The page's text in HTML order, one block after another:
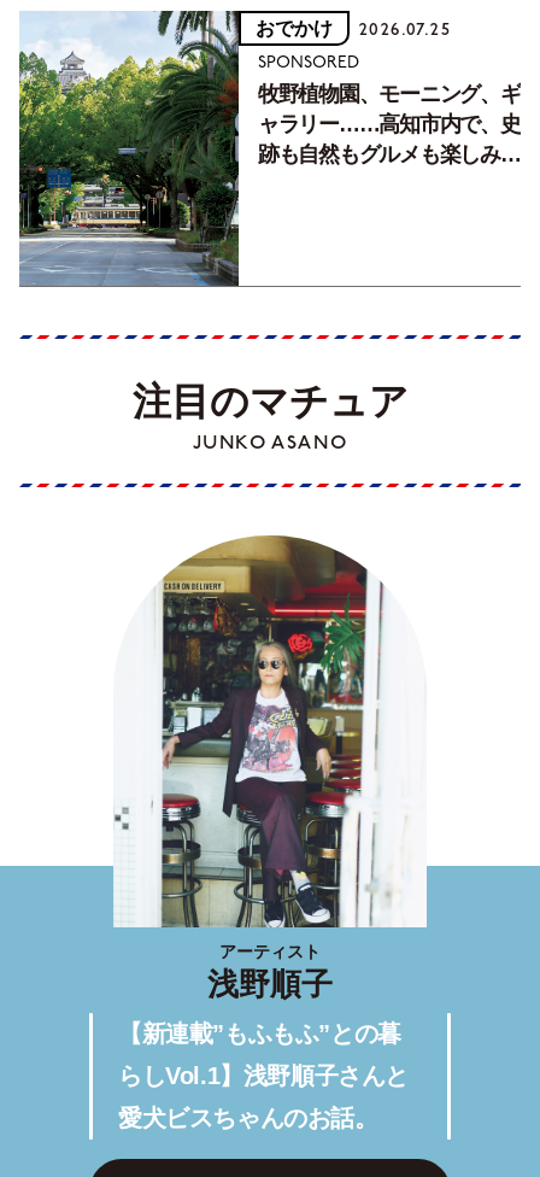
おでかけ 2026.07.25
SPONSORED
牧野植物園、モーニング、ギ
ャラリー……高知市内で、史
跡も自然もグルメも楽しみ尽
注目のマチュア
JUNKO ASANO
アーティスト
浅野順子
【新連載”もふもふ”との暮
らしVol.1】浅野順子さんと
愛犬ビスちゃんのお話。